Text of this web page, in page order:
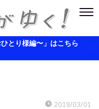
とり様編〜」はこちら
2019/03/01